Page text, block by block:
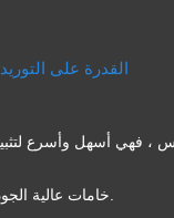
القدرة على التوريد